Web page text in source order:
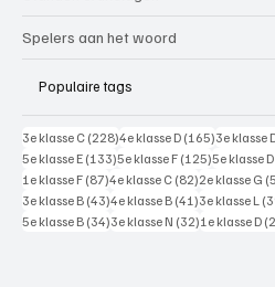
Spelers aan het woord
Populaire tags
3e klasse C (228)228 posts
4e klasse D (165)165 posts
3e klasse
5e klasse E (133)133 posts
5e klasse F (125)125 posts
5e klasse D
1e klasse F (87)87 posts
4e klasse C (82)82 posts
2e klasse G
3e klasse B (43)43 posts
4e klasse B (41)41 posts
3e klasse L
5e klasse B (34)34 posts
3e klasse N (32)32 posts
1e klasse D